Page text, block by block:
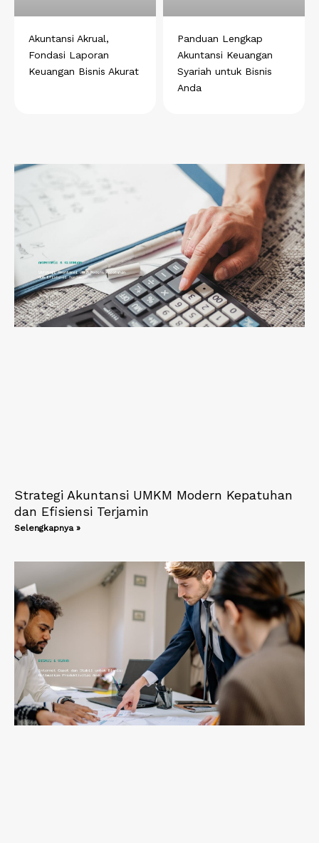
Akuntansi Akrual,
Fondasi Laporan
Keuangan Bisnis Akurat
Panduan Lengkap
Akuntansi Keuangan
Syariah untuk Bisnis
Anda
Strategi Akuntansi UMKM Modern Kepatuhan
dan Efisiensi Terjamin
Selengkapnya »